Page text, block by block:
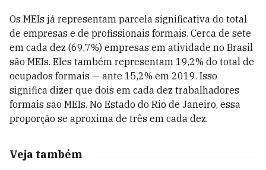
Os MEIs já representam parcela significativa do total
de empresas e de profissionais formais. Cerca de sete
em cada dez (69,7%) empresas em atividade no Brasil
são MEIs. Eles também representam 19,2% do total de
ocupados formais — ante 15,2% em 2019. Isso
significa dizer que dois em cada dez trabalhadores
formais são MEIs. No Estado do Rio de Janeiro, essa
proporção se aproxima de três em cada dez.
Veja também